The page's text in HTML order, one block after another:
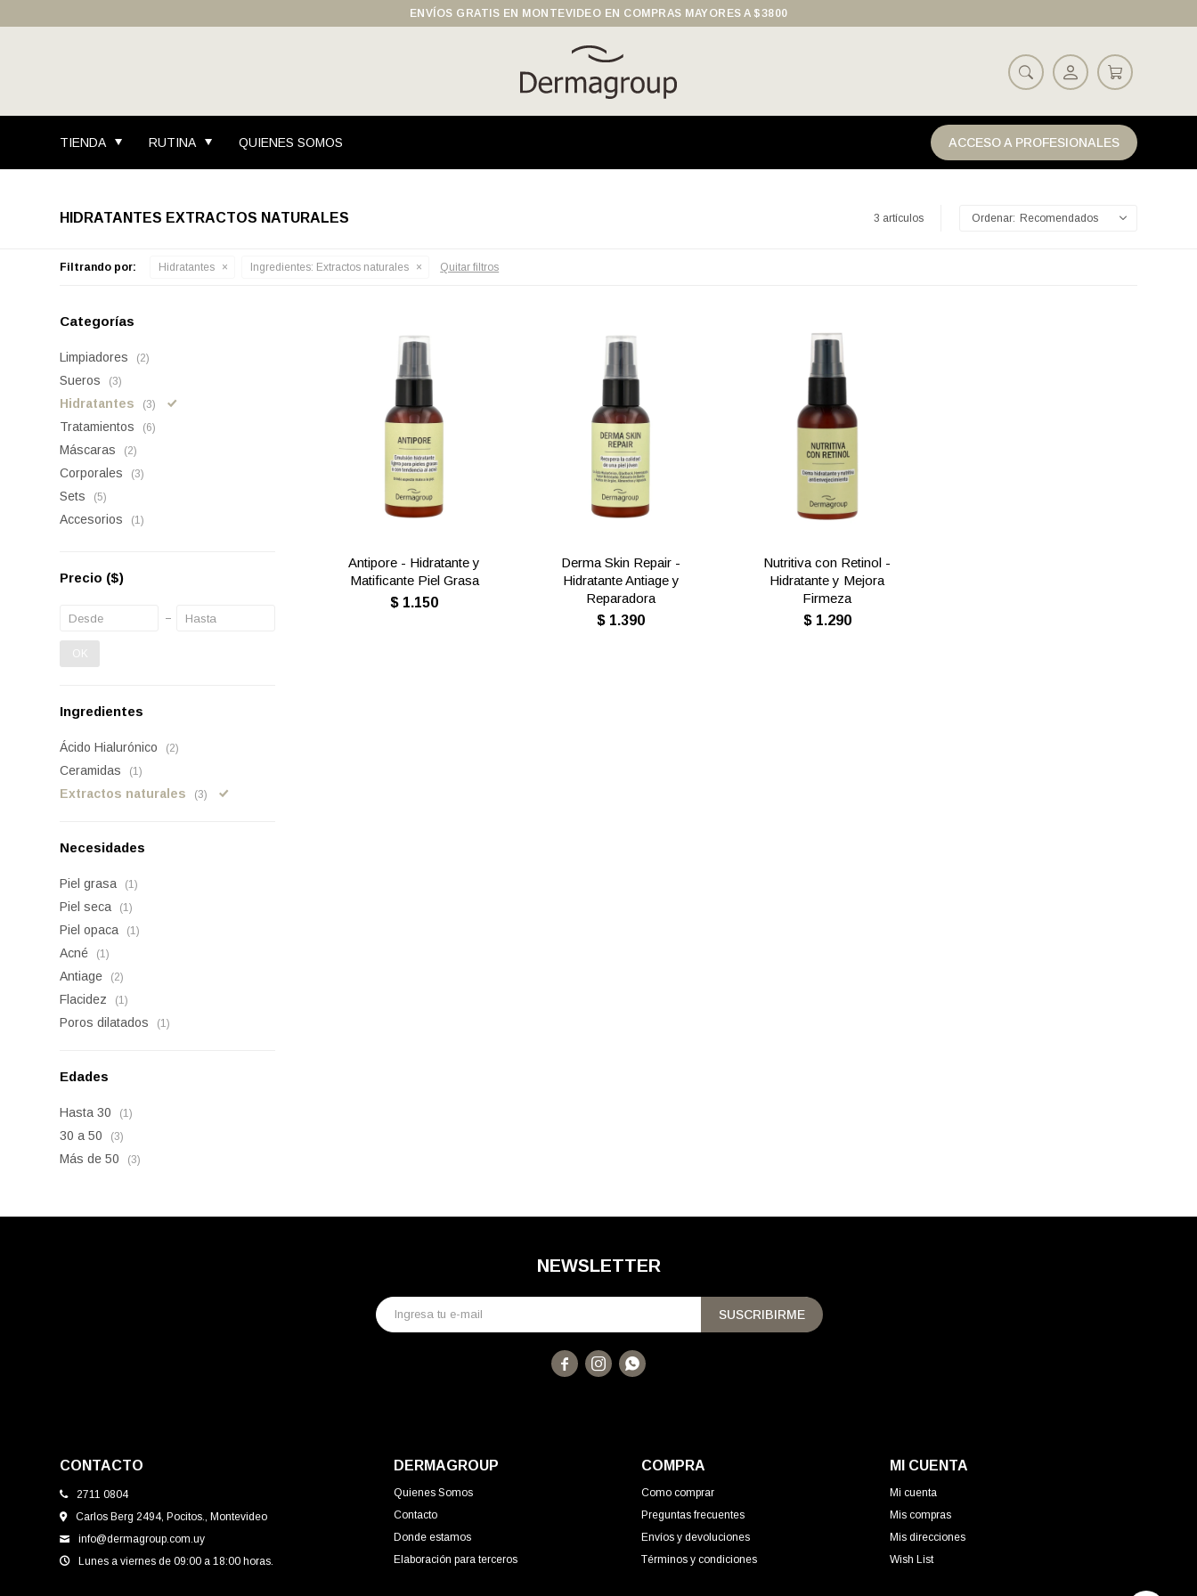
TIENDA RUTINA QUIENES SOMOS ACCESO A PROFESIONALES
ENVÍOS GRATIS EN MONTEVIDEO EN COMPRAS MAYORES A $3800
HIDRATANTES EXTRACTOS NATURALES 3 artículos Recomendados
Filtrando por: Hidratantes Ingredientes: Extractos naturales Quitar filtros
Antipore - Hidratante y
Matificante Piel Grasa
$ 1.150
Derma Skin Repair -
Hidratante Antiage y
Reparadora
$ 1.390
Nutritiva con Retinol -
Hidratante y Mejora
Firmeza
$ 1.290
Categorías
Limpiadores (2)
Sueros (3)
Hidratantes (3)
Tratamientos (6)
Máscaras (2)
Corporales (3)
Sets (5)
Accesorios (1)
Precio ($)
OK
Ingredientes
Ácido Hialurónico (2)
Ceramidas (1)
Extractos naturales (3)
Necesidades
Piel grasa (1)
Piel seca (1)
Piel opaca (1)
Acné (1)
Antiage (2)
Flacidez (1)
Poros dilatados (1)
Edades
Hasta 30 (1)
30 a 50 (3)
Más de 50 (3)
CONTACTO
2711 0804
Carlos Berg 2494, Pocitos., Montevideo
info@dermagroup.com.uy
Lunes a viernes de 09:00 a 18:00 horas.
DERMAGROUP
Quienes Somos
Contacto
Donde estamos
Elaboración para terceros
COMPRA
Como comprar
Preguntas frecuentes
Envíos y devoluciones
Términos y condiciones
MI CUENTA
Mi cuenta
Mis compras
Mis direcciones
Wish List
NEWSLETTER
SUSCRIBIRME
  